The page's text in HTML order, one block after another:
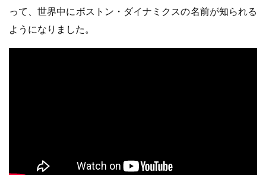
って、世界中にボストン・ダイナミクスの名前が知られる
ようになりました。